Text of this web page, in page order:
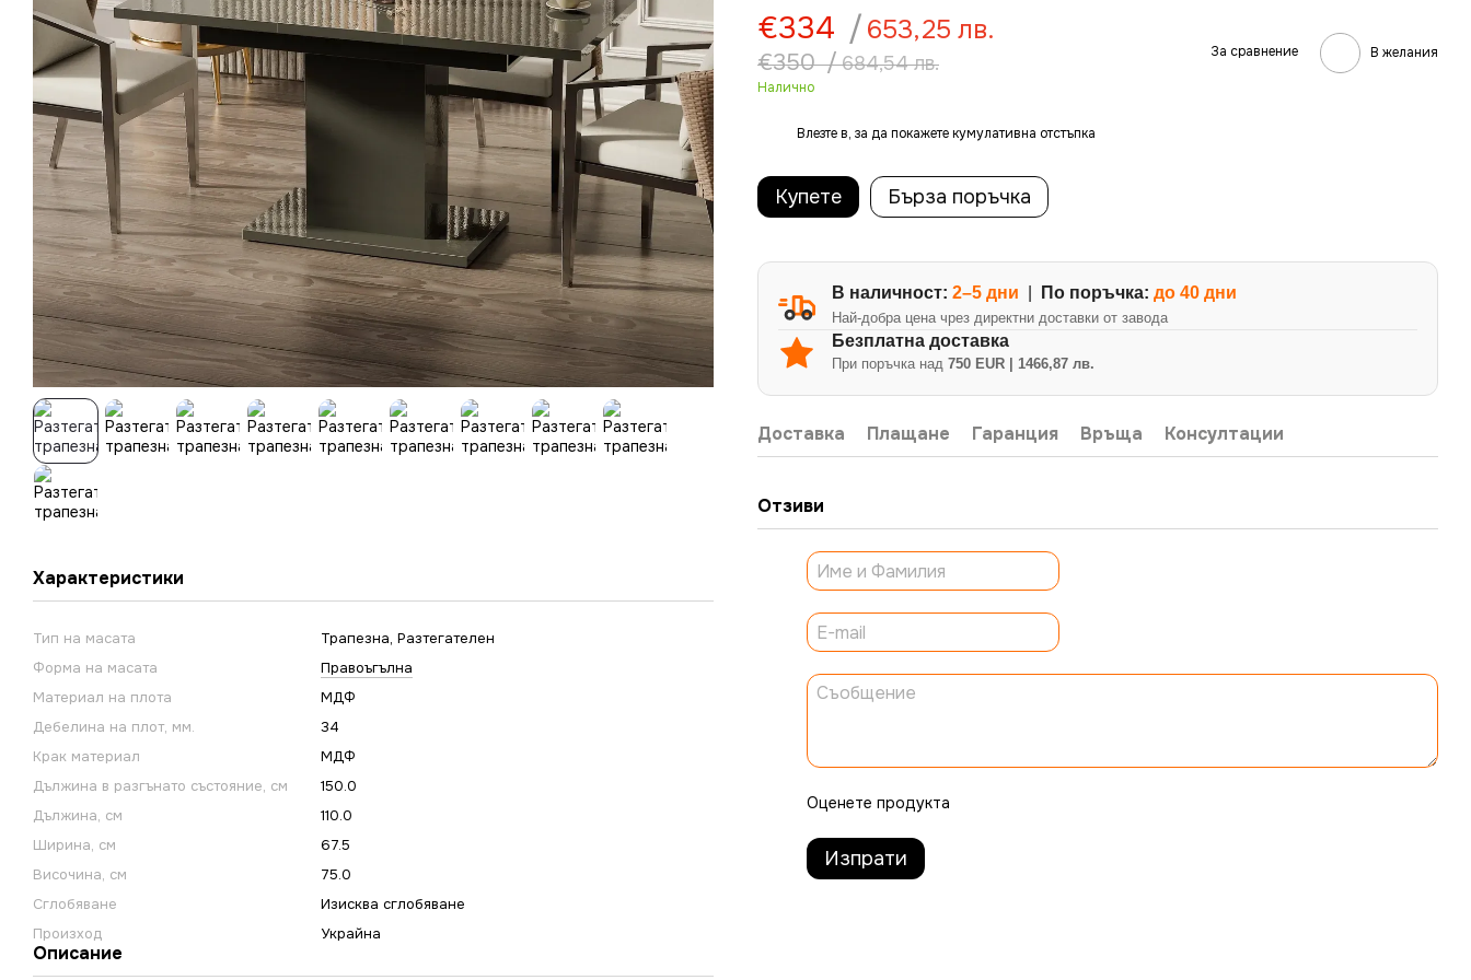
Характеристики
Тип на масата
Трапезна, Разтегателен
Форма на масата
Правоъгълна
Материал на плота
МДФ
Дебелина на плот, мм.
34
Крак материал
МДФ
Дължина в разгънато състояние, см
150.0
Дължина, см
110.0
Ширина, см
67.5
Височина, см
75.0
Сглобяване
Изисква сглобяване
Произход
Украйна
Описание
€334 / 653,25 лв.
€350/684,54 лв.
Налично
За сравнение В желания
Влезте в, за да покажете кумулативна отстъпка
Купете Бърза поръчка
В наличност: 2–5 дни По поръчка: до 40 дни
Най-добра цена чрез директни доставки от завода
Безплатна доставка
При поръчка над 750 EUR | 1466,87 лв.
Доставка Плащане Гаранция Връща Консултации
Отзиви
Оценете продукта
Изпрати